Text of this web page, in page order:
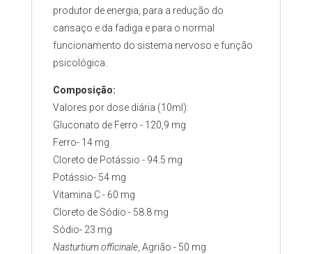
produtor de energia, para a redução do
cansaço e da fadiga e para o normal
funcionamento do sistema nervoso e função
psicológica.
Composição:
Valores por dose diária (10ml):
Gluconato de Ferro - 120,9 mg
Ferro- 14 mg
Cloreto de Potássio - 94.5 mg
Potássio- 54 mg
Vitamina C - 60 mg
Cloreto de Sódio - 58.8 mg
Sódio- 23 mg
Nasturtium officinale, Agrião - 50 mg